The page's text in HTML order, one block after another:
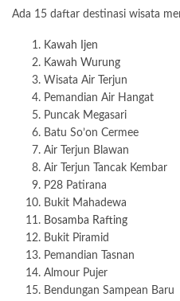
Ada 15 daftar destinasi wisata
Kawah Ijen
Kawah Wurung
Wisata Air Terjun
Pemandian Air Hangat
Puncak Megasari
Batu So’on Cermee
Air Terjun Blawan
Air Terjun Tancak Kembar
P28 Patirana
Bukit Mahadewa
Bosamba Rafting
Bukit Piramid
Pemandian Tasnan
Almour Pujer
Bendungan Sampean Baru